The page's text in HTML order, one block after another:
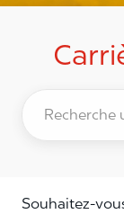
Souhaitez-